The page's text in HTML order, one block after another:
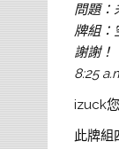
問題：
牌組：
謝謝！
8:25
izuck您
此牌組